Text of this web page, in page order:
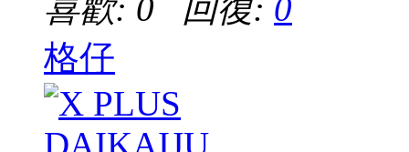
喜歡: 0 回復: 0
格仔